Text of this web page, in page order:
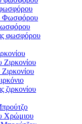
Φωσφόρου
φωσφόρου
ζιρκονίου
Χρώμιου